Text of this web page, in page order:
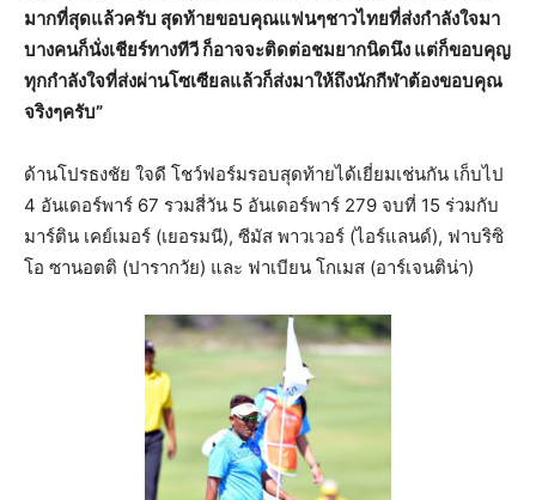
มากที่สุดแล้วครับ สุดท้ายขอบคุณแฟนๆชาวไทยที่ส่งกำลังใจมา
บางคนก็นั่งเชียร์ทางทีวี ก็อาจจะติดต่อชมยากนิดนึง แต่ก็ขอบคุญ
ทุกกำลังใจที่ส่งผ่านโซเซียลแล้วก็ส่งมาให้ถึงนักกีฬาต้องขอบคุณ
จริงๆครับ”
ด้านโปรธงชัย ใจดี โชว์ฟอร์มรอบสุดท้ายได้เยี่ยมเช่นกัน เก็บไป
4 อันเดอร์พาร์ 67 รวมสี่วัน 5 อันเดอร์พาร์ 279 จบที่ 15 ร่วมกับ
มาร์ติน เคย์เมอร์ (เยอรมนี), ซีมัส พาวเวอร์ (ไอร์แลนด์), ฟาบริซิ
โอ ซานอตติ (ปารากวัย) และ ฟาเบียน โกเมส (อาร์เจนติน่า)